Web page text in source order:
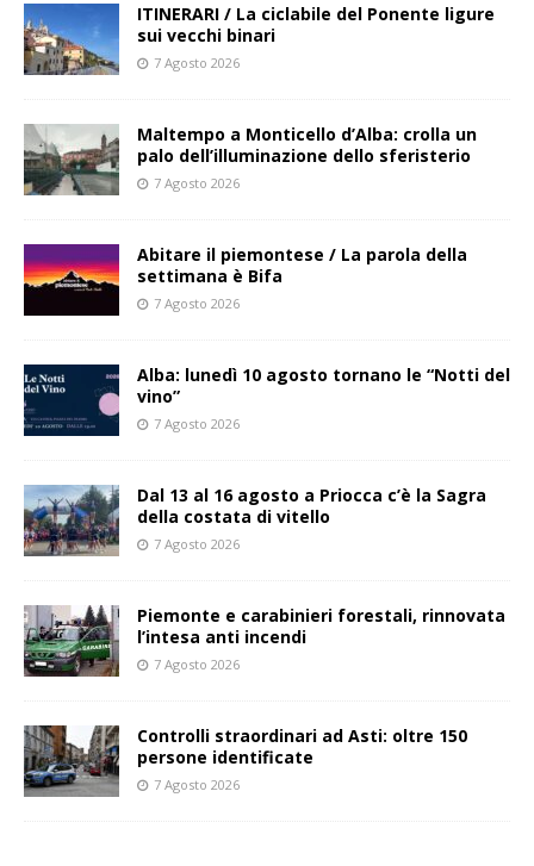
ITINERARI / La ciclabile del Ponente ligure
sui vecchi binari
7 Agosto 2026
Maltempo a Monticello d’Alba: crolla un
palo dell’illuminazione dello sferisterio
7 Agosto 2026
Abitare il piemontese / La parola della
settimana è Bifa
7 Agosto 2026
Alba: lunedì 10 agosto tornano le “Notti del
vino”
7 Agosto 2026
Dal 13 al 16 agosto a Priocca c’è la Sagra
della costata di vitello
7 Agosto 2026
Piemonte e carabinieri forestali, rinnovata
l’intesa anti incendi
7 Agosto 2026
Controlli straordinari ad Asti: oltre 150
persone identificate
7 Agosto 2026